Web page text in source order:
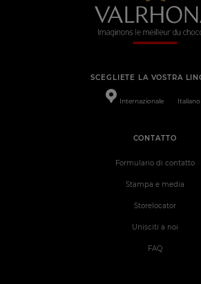
SCEGLIETE LA VOSTRA
Internazionale Italiano
CONTATTO
Formulario di contatto
Stampa e media
Storelocator
Unisciti a noi
FAQ